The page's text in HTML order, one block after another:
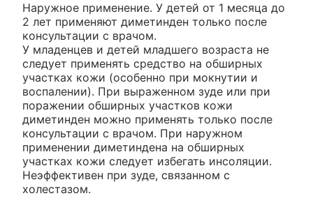
Наружное применение. У детей от 1 месяца до
2 лет применяют диметинден только после
консультации с врачом.
У младенцев и детей младшего возраста не
следует применять средство на обширных
участках кожи (особенно при мокнутии и
воспалении). При выраженном зуде или при
поражении обширных участков кожи
диметинден можно применять только после
консультации с врачом. При наружном
применении диметиндена на обширных
участках кожи следует избегать инсоляции.
Неэффективен при зуде, связанном с
холестазом.